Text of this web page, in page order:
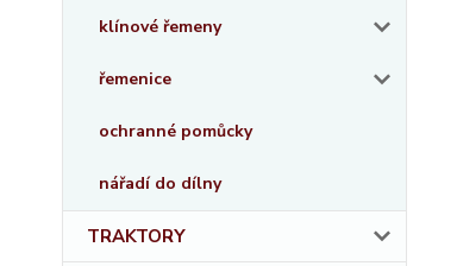
klínové řemeny
řemenice
ochranné pomůcky
nářadí do dílny
TRAKTORY